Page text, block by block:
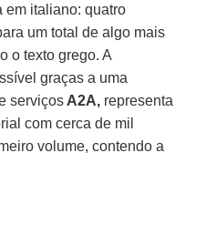
em italiano: quatro
um total de algo mais
o texto grego. A
graças a uma
serviços A2A, representa
com cerca de mil
volume, contendo a